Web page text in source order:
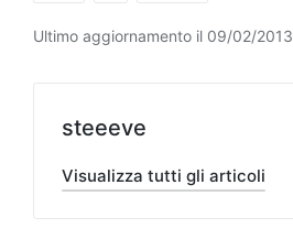
Ultimo aggiornamento il 09/02/2013
steeeve
Visualizza tutti gli articoli